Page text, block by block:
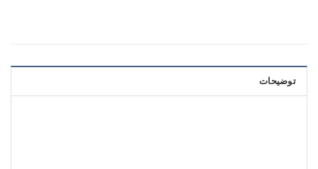
توضیحات